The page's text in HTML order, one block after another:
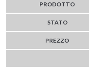
PRODOTTO
STATO
PREZZO